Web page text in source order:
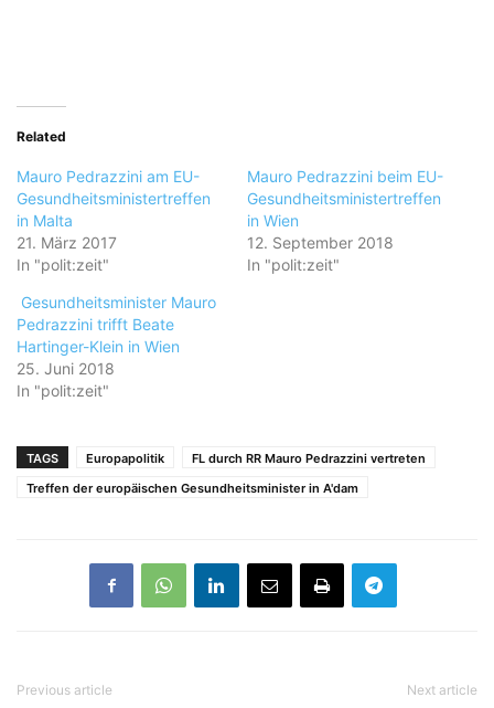
Related
Mauro Pedrazzini am EU-
Gesundheitsministertreffen
in Malta
21. März 2017
In "polit:zeit"
Mauro Pedrazzini beim EU-
Gesundheitsministertreffen
in Wien
12. September 2018
In "polit:zeit"
Gesundheitsminister Mauro
Pedrazzini trifft Beate
Hartinger-Klein in Wien
25. Juni 2018
In "polit:zeit"
TAGS Europapolitik
FL durch RR Mauro Pedrazzini vertreten
Treffen der europäischen Gesundheitsminister in A'dam
Previous article Next article